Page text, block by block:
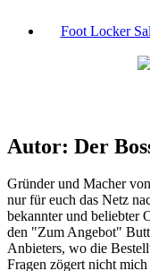
Foot Locker
Autor: Der
Gründer und Macher
nur für euch das Netz
bekannter und beliebter
den "Zum Angebot"
Anbieters, wo die
Fragen zögert nicht mich